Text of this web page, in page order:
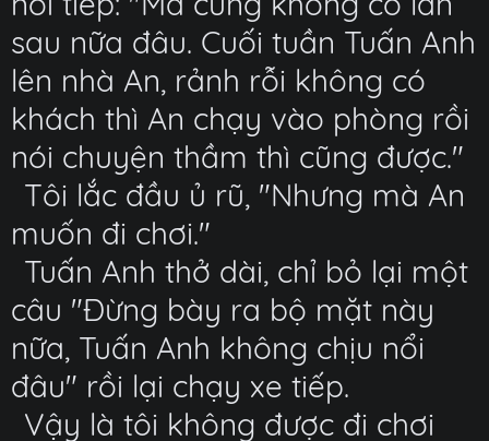
sau nữa đâu. Cuối tuần Tuấn Anh
lên nhà An, rảnh rỗi không có
khách thì An chạy vào phòng rồi
nói chuyện thầm thì cũng được."
Tôi lắc đầu ủ rũ, "Nhưng mà An
muốn đi chơi."
Tuấn Anh thở dài, chỉ bỏ lại một
câu "Đừng bày ra bộ mặt này
nữa, Tuấn Anh không chịu nổi
đâu" rồi lại chạy xe tiếp.
Vậy là tôi không được đi chơi